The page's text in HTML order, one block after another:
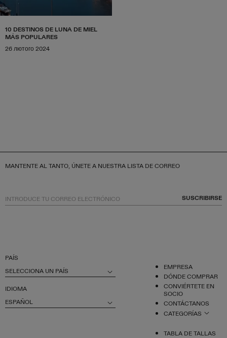
10 DESTINOS DE LUNA DE MIEL
MÁS POPULARES
26 лютого 2024
PAÍS
SELECCIONA UN PAÍS
IDIOMA
ESPAÑOL
EMPRESA
DÓNDE COMPRAR
CONVIÉRTETE EN
SOCIO
CONTÁCTANOS
CATEGORÍAS
TABLA DE TALLAS
MANTENTE AL TANTO, ÚNETE A NUESTRA LISTA DE CORREO
SUSCRIBIRSE